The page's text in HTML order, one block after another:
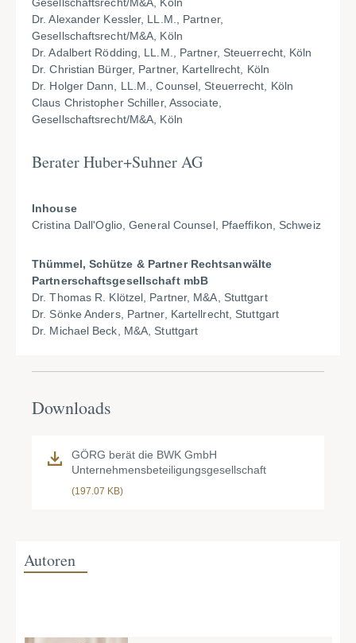
Dr. Alexander Kessler, LL.M., Partner,
Gesellschaftsrecht/M&A, Köln
Dr. Adalbert Rödding, LL.M., Partner, Steuerrecht, Köln
Dr. Christian Bürger, Partner, Kartellrecht, Köln
Dr. Holger Dann, LL.M., Counsel, Steuerrecht, Köln
Claus Christopher Schiller, Associate,
Gesellschaftsrecht/M&A, Köln
Berater Huber+Suhner AG
Inhouse
Cristina Dall'Oglio, General Counsel, Pfaeffikon, Schweiz
Thümmel, Schütze & Partner Rechtsanwälte
Partnerschaftsgesellschaft mbB
Dr. Thomas R. Klötzel, Partner, M&A, Stuttgart
Dr. Sönke Anders, Partner, Kartellrecht, Stuttgart
Dr. Michael Beck, M&A, Stuttgart
Downloads
GÖRG berät die BWK GmbH
Unternehmensbeteiligungsgesellschaft
(197.07 KB)
Autoren